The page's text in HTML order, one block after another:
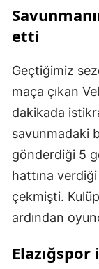
etti
Geçtiğimiz
maça çıkan
dakikada
savunmadaki
gönderdiği 5
hattına
çekmişti.
ardından